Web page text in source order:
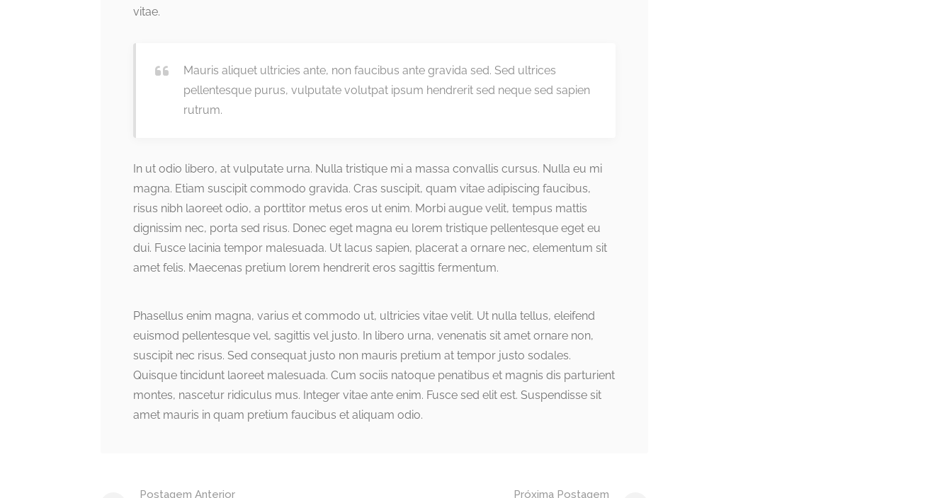
vitae.
Mauris aliquet ultricies ante, non faucibus ante gravida sed. Sed ultrices
pellentesque purus, vulputate volutpat ipsum hendrerit sed neque sed sapien
rutrum.
In ut odio libero, at vulputate urna. Nulla tristique mi a massa convallis cursus. Nulla eu mi
magna. Etiam suscipit commodo gravida. Cras suscipit, quam vitae adipiscing faucibus,
risus nibh laoreet odio, a porttitor metus eros ut enim. Morbi augue velit, tempus mattis
dignissim nec, porta sed risus. Donec eget magna eu lorem tristique pellentesque eget eu
dui. Fusce lacinia tempor malesuada. Ut lacus sapien, placerat a ornare nec, elementum sit
amet felis. Maecenas pretium lorem hendrerit eros sagittis fermentum.
Phasellus enim magna, varius et commodo ut, ultricies vitae velit. Ut nulla tellus, eleifend
euismod pellentesque vel, sagittis vel justo. In libero urna, venenatis sit amet ornare non,
suscipit nec risus. Sed consequat justo non mauris pretium at tempor justo sodales.
Quisque tincidunt laoreet malesuada. Cum sociis natoque penatibus et magnis dis parturient
montes, nascetur ridiculus mus. Integer vitae ante enim. Fusce sed elit est. Suspendisse sit
amet mauris in quam pretium faucibus et aliquam odio.
Postagem Anterior Próxima Postagem